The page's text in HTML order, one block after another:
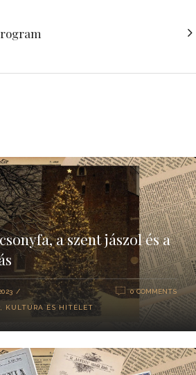
a szent jászol és a
, KULTÚRA ÉS HITÉLET
0 COMMENTS